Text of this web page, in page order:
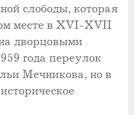
слободы, которая
месте в XVI-XVII
дворцовыми
года переулок
Мечникова, но в